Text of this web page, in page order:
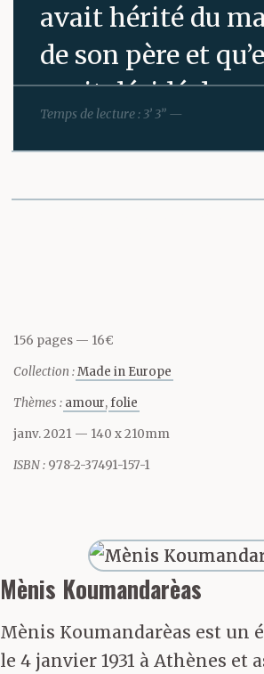
avait hérité du
de son père et
avait décidé de se
marier à
serait aussi son
elle avait perdu
étaient devenus
ternes.
Le magasin, une
rez-de-chaussée
maison d’un seul
à l’angle de la rue
et de la Voie
Temps de lecture : 3’ 3” —
156 pages 16€
Collection :Made in Europe
Thèmes : amour folie
janv. 2021 — 140 x 210mm
ISBN : 978-2-37491-157-1
Mènis Koumandarèas
Mènis Koumandarèas est un
le 4 janvier 1931 à Athènes et